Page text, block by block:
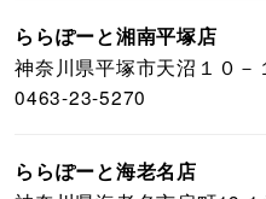
ららぽーと湘南平塚店
神奈川県平塚市天沼１０－
0463-23-5270
ららぽーと海老名店